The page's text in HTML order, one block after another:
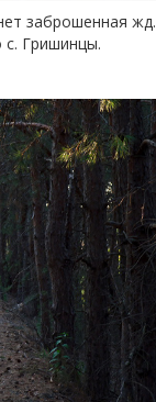
заброшенная жд.
с. Гришинцы.